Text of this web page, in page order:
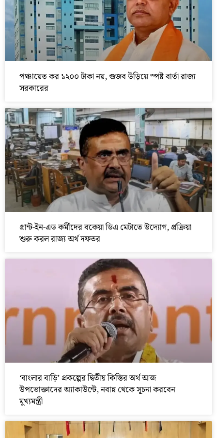
পঞ্চায়েত কর ১২০০ টাকা নয়, গুজব উড়িয়ে স্পষ্ট বার্তা রাজ্য
সরকারের
গ্রান্ট-ইন-এড কর্মীদের বকেয়া ডিএ মেটাতে উদ্যোগ, প্রক্রিয়া
শুরু করল রাজ্য অর্থ দফতর
‘বাংলার বাড়ি’ প্রকল্পের দ্বিতীয় কিস্তির অর্থ আজ
উপভোক্তাদের অ্যাকাউন্টে, নবান্ন থেকে সূচনা করবেন
মুখ্যমন্ত্রী